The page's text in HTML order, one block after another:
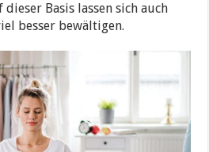
Basis lassen sich auch
besser bewältigen.